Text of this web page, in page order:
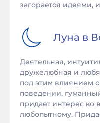
загорается идеями,
Луна в
Деятельная,
дружелюбная и
под этим влиянием
поведении,
придает интерес ко
любопытному.